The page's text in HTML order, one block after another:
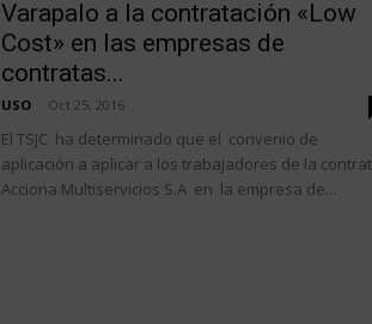
Varapalo a la contratación «Low
Cost» en las empresas de
contratas...
USO Oct 25, 2016
El TSJC ha determinado que el convenio de
aplicación a aplicar a los trabajadores de la
Acciona Multiservicios S.A en la empresa de...